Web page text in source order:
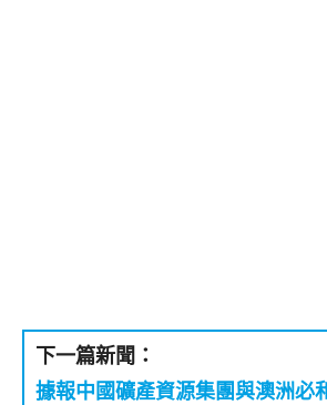
下一篇新聞：
據報中國礦產資源集團與澳洲必